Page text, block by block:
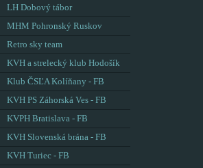
LH Dobový tábor
MHM Pohronský Ruskov
Retro sky team
KVH a strelecký klub Hodošík
Klub ČSĽA Kolíňany - FB
KVH PS Záhorská Ves - FB
KVPH Bratislava - FB
KVH Slovenská brána - FB
KVH Turiec - FB